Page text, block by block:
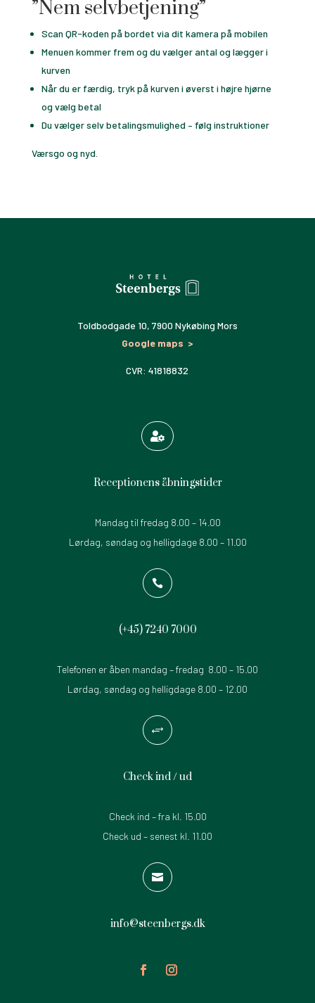
”Nem selvbetjening”
Scan QR-koden på bordet via dit kamera på mobilen
Menuen kommer frem og du vælger antal og lægger i
kurven
Når du er færdig, tryk på kurven i øverst i højre hjørne
og vælg betal
Du vælger selv betalingsmulighed – følg instruktioner
Værsgo og nyd.
Toldbodgade 10, 7900 Nykøbing Mors
Google maps >
CVR: 41818832

Receptionens åbningstider
Mandag til fredag 8.00 – 14.00
Lørdag, søndag og helligdage 8.00 – 11.00

(+45) 7240 7000
Telefonen er åben mandag – fredag 8.00 – 15.00
Lørdag, søndag og helligdage 8.00 – 12.00
+
Check ind / ud
Check ind – fra kl. 15.00
Check ud – senest kl. 11.00

info@steenbergs.dk